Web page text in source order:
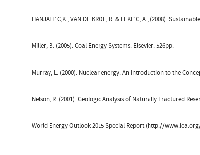
HANJALI´C,K., VAN DE KROL, R. & LEKI´C, A., (2008).
Miller, B. (2005). Coal Energy Systems. Elsevier. 526pp.
Murray, L. (2000). Nuclear energy. An Introduction to the
Nelson, R. (2001). Geologic Analysis of Naturally Fractured
‌World Energy Outlook 2015 Special Report (http://